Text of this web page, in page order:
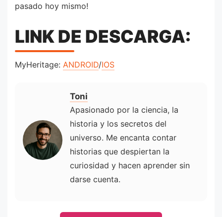
pasado hoy mismo!
LINK DE DESCARGA:
MyHeritage: ANDROID/IOS
Toni
Apasionado por la ciencia, la
historia y los secretos del
universo. Me encanta contar
historias que despiertan la
curiosidad y hacen aprender sin
darse cuenta.